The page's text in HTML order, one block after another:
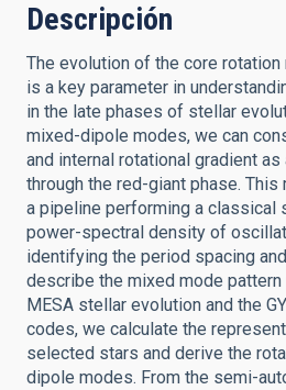
Descripción
The evolution of the core
is a key parameter in
in the late phases of stellar
mixed-dipole modes, we can
and internal rotational gradient as
through the red-giant phase.
a pipeline performing a classical
power-spectral density of
identifying the period spacing
describe the mixed mode
MESA stellar evolution and the
codes, we calculate the
selected stars and derive the
dipole modes. From the semi-